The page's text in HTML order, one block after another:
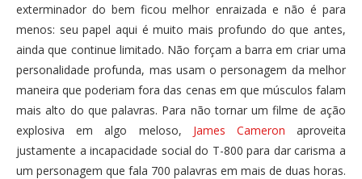
exterminador do bem ficou melhor enraizada e não é para
menos: seu papel aqui é muito mais profundo do que antes,
ainda que continue limitado. Não forçam a barra em criar uma
personalidade profunda, mas usam o personagem da melhor
maneira que poderiam fora das cenas em que músculos falam
mais alto do que palavras. Para não tornar um filme de ação
explosiva em algo meloso, James Cameron aproveita
justamente a incapacidade social do T-800 para dar carisma a
um personagem que fala 700 palavras em mais de duas horas.